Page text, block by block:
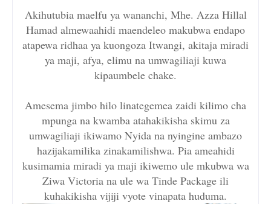
Akihutubia maelfu ya wananchi, Mhe. Azza Hillal
Hamad almewaahidi maendeleo makubwa endapo
atapewa ridhaa ya kuongoza Itwangi, akitaja miradi
ya maji, afya, elimu na umwagiliaji kuwa
kipaumbele chake.
Amesema jimbo hilo linategemea zaidi kilimo cha
mpunga na kwamba atahakikisha skimu za
umwagiliaji ikiwamo Nyida na nyingine ambazo
hazijakamilika zinakamilishwa. Pia ameahidi
kusimamia miradi ya maji ikiwemo ule mkubwa wa
Ziwa Victoria na ule wa Tinde Package ili
kuhakikisha vijiji vyote vinapata huduma.